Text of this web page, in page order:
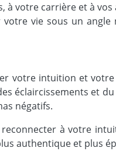
à votre carrière et à
vie sous un
votre intuition et
éclaircissements et
négatifs.
à votre
authentique et plus